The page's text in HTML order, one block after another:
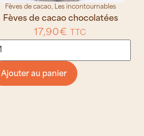
Fèves de cacao, Les incontournables
Fèves de cacao chocolatées
17,90€ TTC
Ajouter au panier